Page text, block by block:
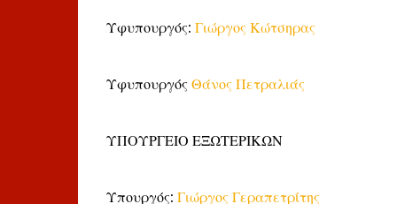
Υφυπουργός: Γιώργος Κώτσηρας
Υφυπουργός Θάνος Πετραλιάς
ΥΠΟΥΡΓΕΙΟ ΕΞΩΤΕΡΙΚΩΝ
Υπουργός: Γιώργος Γεραπετρίτης